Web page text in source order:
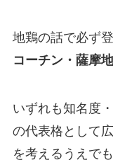
地鶏の話で必ず
コーチン・薩摩
いずれも知名度
の代表格として
を考えるうえで